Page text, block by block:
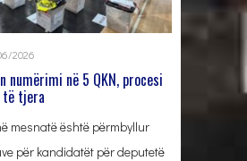
2026
numërimi në 5 QKN, procesi
të tjera
mesnatë është përmbyllur
për kandidatët për deputetë